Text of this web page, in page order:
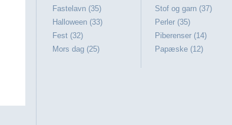
Fastelavn (35)
Halloween (33)
Fest (32)
Mors dag (25)
Stof og garn (37)
Perler (35)
Piberenser (14)
Papæske (12)